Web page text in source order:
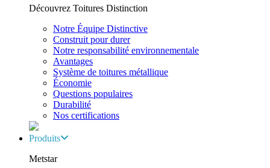
Découvrez Toitures Distinction
Notre Équipe Distinctive
Construit pour durer
Notre responsabilité environnementale
Avantages
Système de toitures métallique
Économie
Questions populaires
Durabilité
Nos certifications
Produits
Metstar